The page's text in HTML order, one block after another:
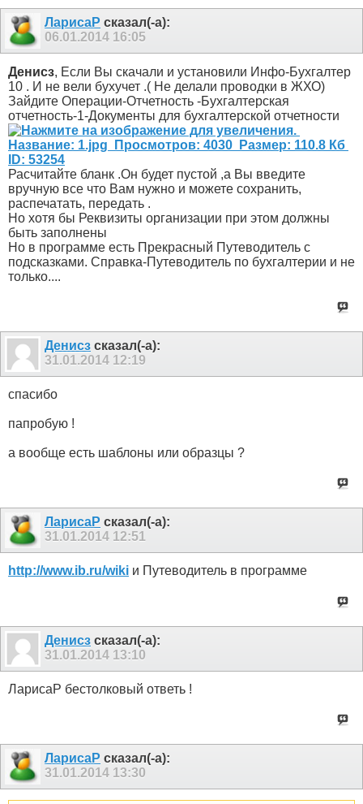
ЛарисаР сказал(-а):
06.01.2014 16:05
Денисз, Если Вы скачали и установили Инфо-Бухгалтер
10 . И не вели бухучет .( Не делали проводки в ЖХО)
Зайдите Операции-Отчетность -Бухгалтерская
отчетность-1-Документы для бухгалтерской отчетности
Расчитайте бланк .Он будет пустой ,а Вы введите
вручную все что Вам нужно и можете сохранить,
распечатать, передать .
Но хотя бы Реквизиты организации при этом должны
быть заполнены
Но в программе есть Прекрасный Путеводитель с
подсказками. Справка-Путеводитель по бухгалтерии и не
только....
Денисз сказал(-а):
31.01.2014 12:19
спасибо
папробую !
а вообще есть шаблоны или образцы ?
ЛарисаР сказал(-а):
31.01.2014 12:51
http://www.ib.ru/wiki и Путеводитель в программе
Денисз сказал(-а):
31.01.2014 13:10
ЛарисаР бестолковый ответь !
ЛарисаР сказал(-а):
31.01.2014 13:30